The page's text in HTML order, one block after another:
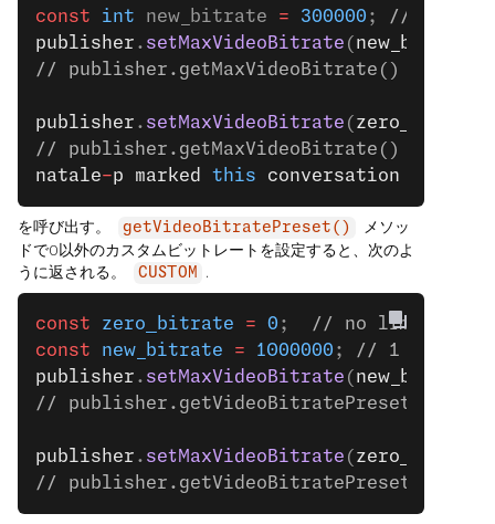
const int new_bitrate = 300000 ;
// 300
publisher . setMaxVideoBitrate ( new_bitrate
// publisher.getMaxVideoBitrate() ===
publisher . setMaxVideoBitrate ( zero_bitrate
// publisher.getMaxVideoBitrate() === 0
natale-p marked this conversation
を呼び出す。 getVideoBitratePreset()
メソッ
ドで0以外のカスタムビットレートを設定すると、次のよ
うに返される。
CUSTOM .
const zero_bitrate = 0 ;
// no
const new_bitrate = 1000000 ;
// 1 mbps
publisher . setMaxVideoBitrate ( new_bitrate
// publisher.getVideoBitratePreset() ===
publisher . setMaxVideoBitrate ( zero_bitrate
// publisher.getVideoBitratePreset() ===